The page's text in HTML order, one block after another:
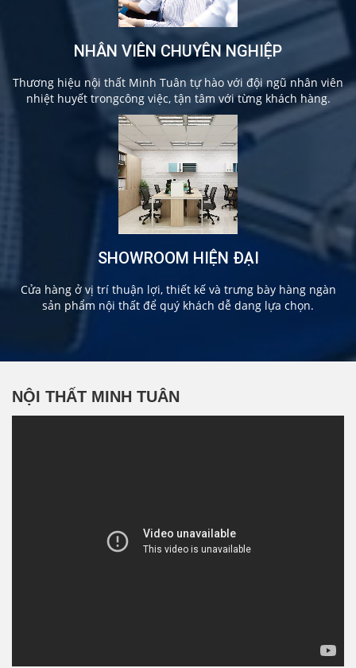
NHÂN VIÊN CHUYÊN NGHIỆP
Thương hiệu nội thất Minh Tuân tự hào với đội ngũ nhân viên
nhiệt huyết trongcông việc, tận tâm với từng khách hàng.
SHOWROOM HIỆN ĐẠI
Cửa hàng ở vị trí thuận lợi, thiết kế và trưng bày hàng ngàn
sản phẩm nội thất để quý khách dễ dang lựa chọn.
NỘI THẤT MINH TUÂN